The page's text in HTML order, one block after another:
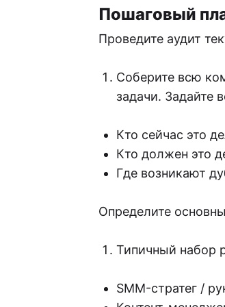
Пошаговый
Проведите аудит
Соберите всю
задачи. Задайте
Кто сейчас это
Кто должен это
Где возникают
Определите
Типичный набор
SMM-стратег /